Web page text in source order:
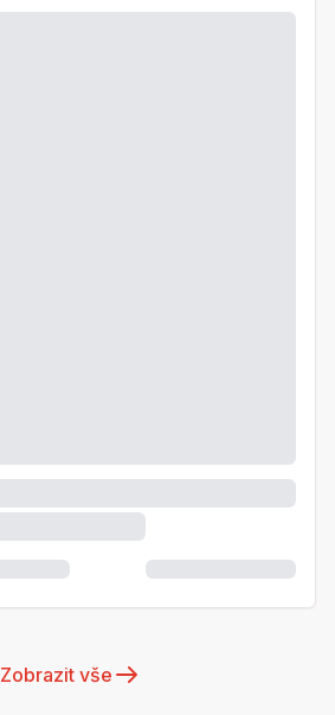
Zobrazit vše